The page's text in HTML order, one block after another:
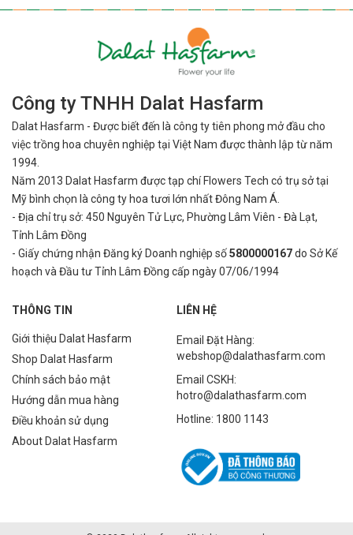
Công ty TNHH Dalat Hasfarm
Dalat Hasfarm - Được biết đến là công ty tiên phong mở đầu cho
việctrồng hoa chuyên nghiệp tại Việt Nam được thành lập từ năm
1994.
Năm 2013 Dalat Hasfarm được tạp chí Flowers Tech có trụ sở tại
Mỹ bình chọn là công ty hoa tươi lớn nhất Đông Nam Á.
- Địa chỉ trụ sở: 450 Nguyên Tử Lực, Phường Lâm Viên - Đà Lạt,
Tỉnh Lâm Đồng
- Giấy chứng nhận Đăng ký Doanh nghiệp số5800000167do Sở Kế
hoạch và Đầu tư Tỉnh Lâm Đồng cấp ngày 07/06/1994
THÔNG TIN
Giới thiệu Dalat Hasfarm
Shop Dalat Hasfarm
Chính sách bảo mật
Hướng dẫn mua hàng
Điều khoản sử dụng
About Dalat Hasfarm
LIÊN HỆ
Email Đặt Hàng:
webshop@dalathasfarm.com
Email CSKH:
hotro@dalathasfarm.com
Hotline: 1800 1143